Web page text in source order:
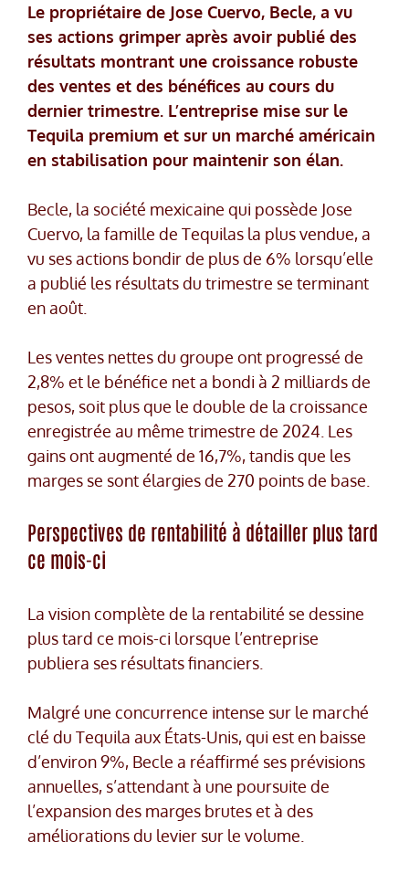
Le propriétaire de Jose Cuervo, Becle, a vu
ses actions grimper après avoir publié des
résultats montrant une croissance robuste
des ventes et des bénéfices au cours du
dernier trimestre. L’entreprise mise sur le
Tequila premium et sur un marché américain
en stabilisation pour maintenir son élan.
Becle, la société mexicaine qui possède Jose
Cuervo, la famille de Tequilas la plus vendue, a
vu ses actions bondir de plus de 6% lorsqu’elle
a publié les résultats du trimestre se terminant
en août.
Les ventes nettes du groupe ont progressé de
2,8% et le bénéfice net a bondi à 2 milliards de
pesos, soit plus que le double de la croissance
enregistrée au même trimestre de 2024. Les
gains ont augmenté de 16,7%, tandis que les
marges se sont élargies de 270 points de base.
Perspectives de rentabilité à détailler plus tard
ce mois-ci
La vision complète de la rentabilité se dessine
plus tard ce mois-ci lorsque l’entreprise
publiera ses résultats financiers.
Malgré une concurrence intense sur le marché
clé du Tequila aux États-Unis, qui est en baisse
d’environ 9%, Becle a réaffirmé ses prévisions
annuelles, s’attendant à une poursuite de
l’expansion des marges brutes et à des
améliorations du levier sur le volume.